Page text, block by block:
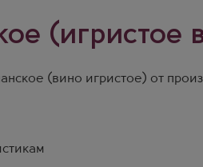
(игристое
(вино игристое) от